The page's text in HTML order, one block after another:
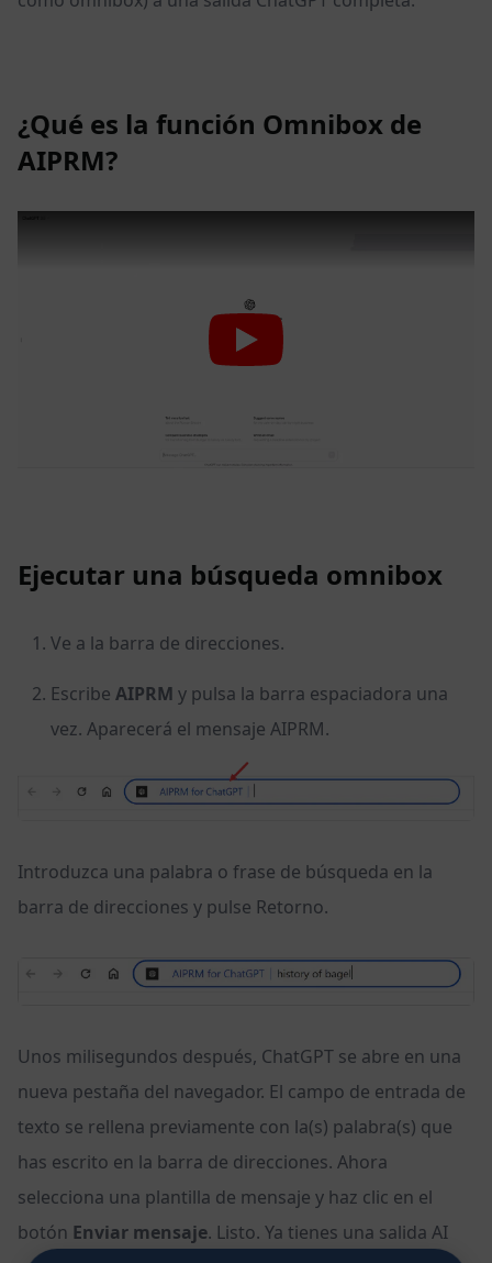
¿Qué es la función Omnibox de
AIPRM?
Ejecutar una búsqueda omnibox
Ve a la barra de direcciones.
Escribe AIPRM y pulsa la barra espaciadora una
vez. Aparecerá el mensaje AIPRM.
Introduzca una palabra o frase de búsqueda en la
barra de direcciones y pulse Retorno.
Unos milisegundos después, ChatGPT se abre en una
nueva pestaña del navegador. El campo de entrada de
texto se rellena previamente con la(s) palabra(s) que
has escrito en la barra de direcciones. Ahora
selecciona una plantilla de mensaje y haz clic en el
botón Enviar mensaje. Listo. Ya tienes una salida AI